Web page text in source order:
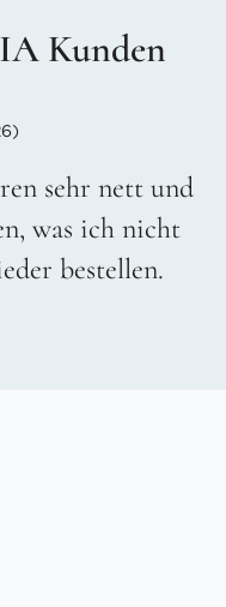
Kunden
sehr nett und
was ich nicht
bestellen.